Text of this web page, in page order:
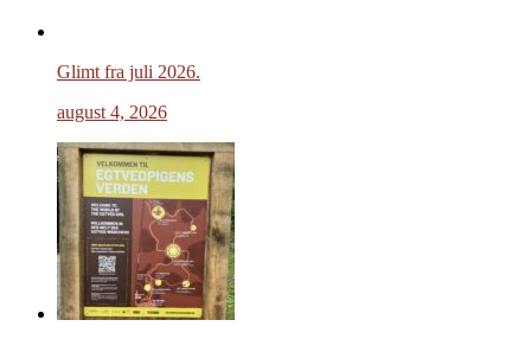
Glimt fra juli 2026.
august 4, 2026